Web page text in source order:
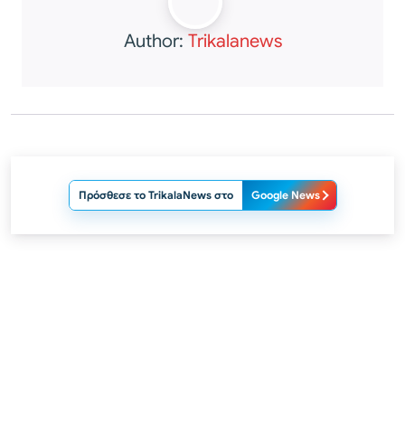
Author: Trikalanews
Πρόσθεσε το TrikalaNews στο Google News